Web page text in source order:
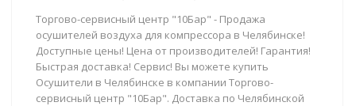
Торгово-сервисный центр "10Бар" - Продажа
осушителей воздуха для компрессора в Челябинске!
Доступные цены! Цена от производителей! Гарантия!
Быстрая доставка! Сервис! Вы можете купить
Осушители в Челябинске в компании Торгово-
сервисный центр "10Бар". Доставка по Челябинской